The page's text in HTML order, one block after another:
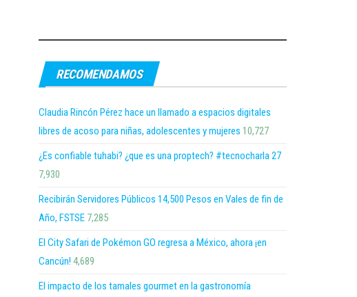
RECOMENDAMOS
Claudia Rincón Pérez hace un llamado a espacios digitales
libres de acoso para niñas, adolescentes y mujeres 10,727
¿Es confiable tuhabi? ¿que es una proptech? #tecnocharla 27
7,930
Recibirán Servidores Públicos 14,500 Pesos en Vales de fin de
Año, FSTSE 7,285
El City Safari de Pokémon GO regresa a México, ahora ¡en
Cancún! 4,689
El impacto de los tamales gourmet en la gastronomía